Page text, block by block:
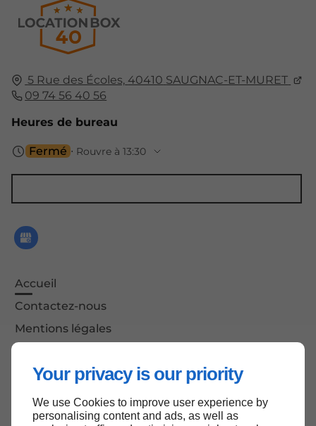
Your privacy is our priority
We use Cookies to improve user experience by
personalising content and ads, as well as
5 Rue des Écoles, 40410 SAUGNAC-ET-MURET
09 74 56 40 56
Heures de bureau
Fermé ⋅ Rouvre à 13:30
Accueil
Contactez-nous
Mentions légales
Haut de page